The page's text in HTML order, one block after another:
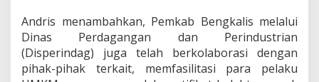
h
M
i
k
Andris menambahkan, Pemkab Bengkalis melalui
Dinas Perdagangan dan Perindustrian
(Disperindag) juga telah berkolaborasi dengan
pihak-pihak terkait, memfasilitasi para pelaku